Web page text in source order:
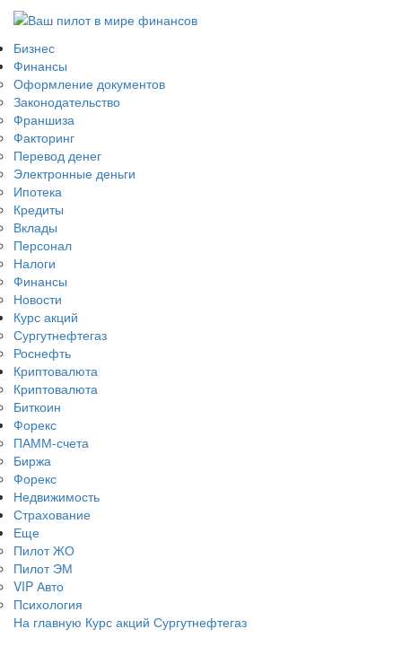
Бизнес
Финансы
Оформление документов
Законодательство
Франшиза
Факторинг
Перевод денег
Электронные деньги
Ипотека
Кредиты
Вклады
Персонал
Налоги
Финансы
Новости
Курс акций
Сургутнефтегаз
Роснефть
Криптовалюта
Криптовалюта
Биткоин
Форекс
ПАММ-счета
Биржа
Форекс
Недвижимость
Страхование
Еще
Пилот ЖО
Пилот ЭМ
VIP Авто
Психология
На главную Курс акций Сургутнефтегаз